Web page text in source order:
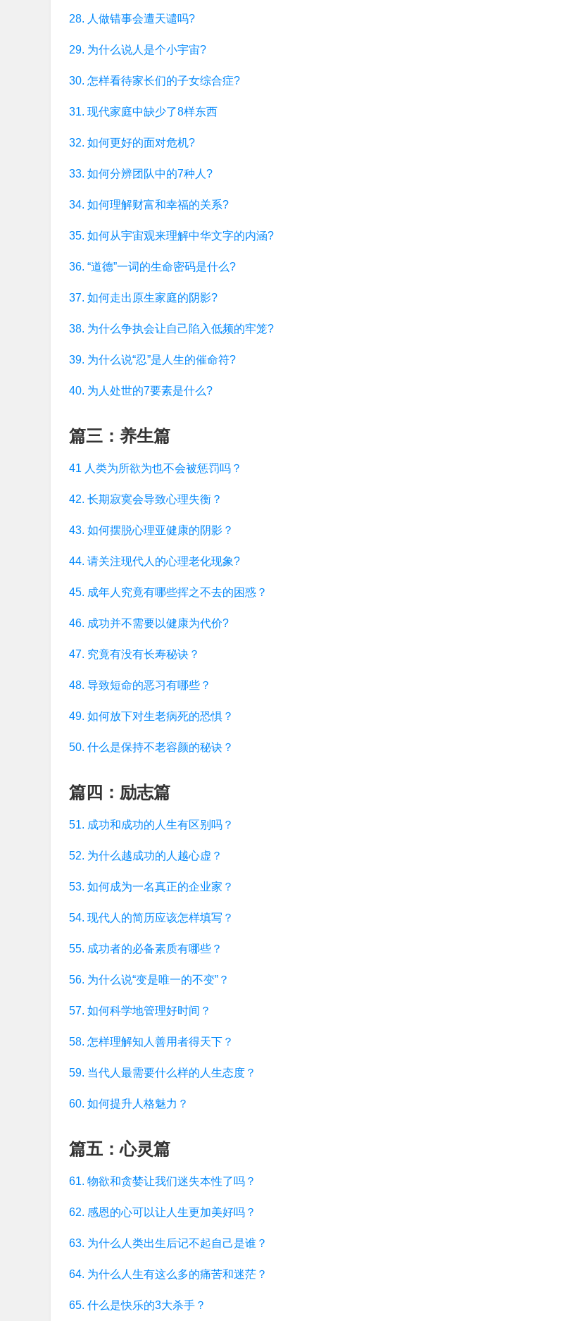
28. 人做错事会遭天谴吗?
29. 为什么说人是个小宇宙?
30. 怎样看待家长们的子女综合症?
31. 现代家庭中缺少了8样东西
32. 如何更好的面对危机?
33. 如何分辨团队中的7种人?
34. 如何理解财富和幸福的关系?
35. 如何从宇宙观来理解中华文字的内涵?
36. “道德”一词的生命密码是什么?
37. 如何走出原生家庭的阴影?
38. 为什么争执会让自己陷入低频的牢笼?
39. 为什么说“忍”是人生的催命符?
40. 为人处世的7要素是什么?
篇三：养生篇
41 人类为所欲为也不会被惩罚吗？
42. 长期寂寞会导致心理失衡？
43. 如何摆脱心理亚健康的阴影？
44. 请关注现代人的心理老化现象?
45. 成年人究竟有哪些挥之不去的困惑？
46. 成功并不需要以健康为代价?
47. 究竟有没有长寿秘诀？
48. 导致短命的恶习有哪些？
49. 如何放下对生老病死的恐惧？
50. 什么是保持不老容颜的秘诀？
篇四：励志篇
51. 成功和成功的人生有区别吗？
52. 为什么越成功的人越心虚？
53. 如何成为一名真正的企业家？
54. 现代人的简历应该怎样填写？
55. 成功者的必备素质有哪些？
56. 为什么说“变是唯一的不变”？
57. 如何科学地管理好时间？
58. 怎样理解知人善用者得天下？
59. 当代人最需要什么样的人生态度？
60. 如何提升人格魅力？
篇五：心灵篇
61. 物欲和贪婪让我们迷失本性了吗？
62. 感恩的心可以让人生更加美好吗？
63. 为什么人类出生后记不起自己是谁？
64. 为什么人生有这么多的痛苦和迷茫？
65. 什么是快乐的3大杀手？